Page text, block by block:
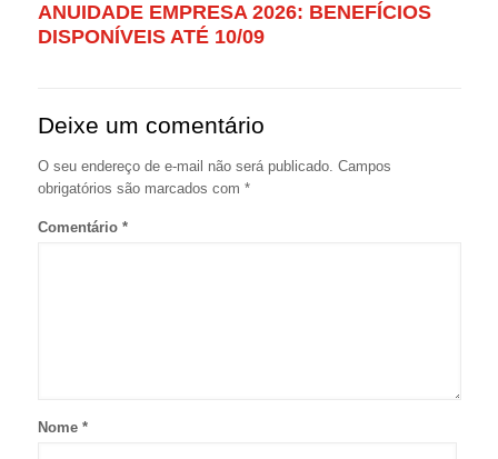
ANUIDADE EMPRESA 2026: BENEFÍCIOS
DISPONÍVEIS ATÉ 10/09
Deixe um comentário
O seu endereço de e-mail não será publicado. Campos
obrigatórios são marcados com *
Comentário *
Nome *